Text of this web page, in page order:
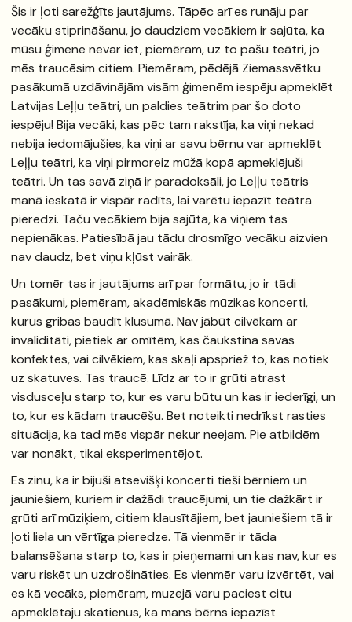
Šis ir ļoti sarežģīts jautājums. Tāpēc arī es runāju par
vecāku stiprināšanu, jo daudziem vecākiem ir sajūta, ka
mūsu ģimene nevar iet, piemēram, uz to pašu teātri, jo
mēs traucēsim citiem. Piemēram, pēdējā Ziemassvētku
pasākumā uzdāvinājām visām ģimenēm iespēju apmeklēt
Latvijas Leļļu teātri, un paldies teātrim par šo doto
iespēju! Bija vecāki, kas pēc tam rakstīja, ka viņi nekad
nebija iedomājušies, ka viņi ar savu bērnu var apmeklēt
Leļļu teātri, ka viņi pirmoreiz mūžā kopā apmeklējuši
teātri. Un tas savā ziņā ir paradoksāli, jo Leļļu teātris
manā ieskatā ir vispār radīts, lai varētu iepazīt teātra
pieredzi. Taču vecākiem bija sajūta, ka viņiem tas
nepienākas. Patiesībā jau tādu drosmīgo vecāku aizvien
nav daudz, bet viņu kļūst vairāk.
Un tomēr tas ir jautājums arī par formātu, jo ir tādi
pasākumi, piemēram, akadēmiskās mūzikas koncerti,
kurus gribas baudīt klusumā. Nav jābūt cilvēkam ar
invaliditāti, pietiek ar omītēm, kas čaukstina savas
konfektes, vai cilvēkiem, kas skaļi apspriež to, kas notiek
uz skatuves. Tas traucē. Līdz ar to ir grūti atrast
visdusceļu starp to, kur es varu būtu un kas ir iederīgi, un
to, kur es kādam traucēšu. Bet noteikti nedrīkst rasties
situācija, ka tad mēs vispār nekur neejam. Pie atbildēm
var nonākt, tikai eksperimentējot.
Es zinu, ka ir bijuši atsevišķi koncerti tieši bērniem un
jauniešiem, kuriem ir dažādi traucējumi, un tie dažkārt ir
grūti arī mūziķiem, citiem klausītājiem, bet jauniešiem tā ir
ļoti liela un vērtīga pieredze. Tā vienmēr ir tāda
balansēšana starp to, kas ir pieņemami un kas nav, kur es
varu riskēt un uzdrošināties. Es vienmēr varu izvērtēt, vai
es kā vecāks, piemēram, muzejā varu paciest citu
apmeklētaju skatienus, ka mans bērns iepazīst